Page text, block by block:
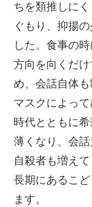
ちを類推しに
ぐもり、抑揚
した。食事の
方向を向くだ
め、会話自体も
マスクによっ
時代とともに
薄くなり、会
自殺者も増え
長期にあるこ
ます。